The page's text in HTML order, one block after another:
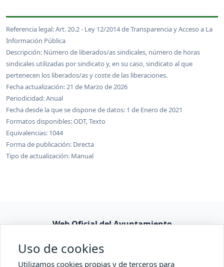
Referencia legal: Art. 20.2 - Ley 12/2014 de Transparencia y Acceso a La
Información Pública
Descripción: Número de liberados/as sindicales, número de horas
sindicales utilizadas por sindicato y, en su caso, sindicato al que
pertenecen los liberados/as y coste de las liberaciones.
Fecha actualización: 21 de Marzo de 2026
Periodicidad: Anual
Fecha desde la que se dispone de datos: 1 de Enero de 2021
Formatos disponibles: ODT, Texto
Equivalencias: 1044
Forma de publicación: Directa
Tipo de actualización: Manual
Web Oficial del Ayuntamiento
Consulta pública
Accesibilidad
Uso de cookies
Utilizamos cookies propias y de terceros para